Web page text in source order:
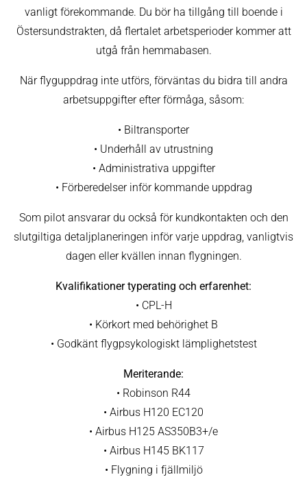
vanligt förekommande. Du bör ha tillgång till boende i
Östersundstrakten, då flertalet arbetsperioder kommer att
utgå från hemmabasen.
När flyguppdrag inte utförs, förväntas du bidra till andra
arbetsuppgifter efter förmåga, såsom:
• Biltransporter
• Underhåll av utrustning
• Administrativa uppgifter
• Förberedelser inför kommande uppdrag
Som pilot ansvarar du också för kundkontakten och den
slutgiltiga detaljplaneringen inför varje uppdrag, vanligtvis
dagen eller kvällen innan flygningen.
Kvalifikationer typerating och erfarenhet:
• CPL-H
• Körkort med behörighet B
• Godkänt flygpsykologiskt lämplighetstest
Meriterande:
• Robinson R44
• Airbus H120 EC120
• Airbus H125 AS350B3+/e
• Airbus H145 BK117
• Flygning i fjällmiljö